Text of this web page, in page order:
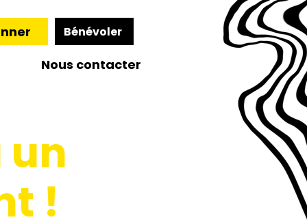
Bénévoler
Nous contacter
!